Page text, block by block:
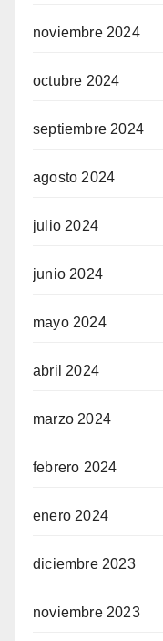
noviembre 2024
octubre 2024
septiembre 2024
agosto 2024
julio 2024
junio 2024
mayo 2024
abril 2024
marzo 2024
febrero 2024
enero 2024
diciembre 2023
noviembre 2023